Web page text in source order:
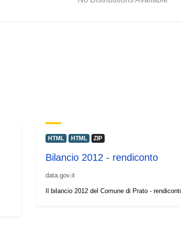
HTML HTML ZIP
Bilancio 2012 - rendiconto
data.gov.it
Il bilancio 2012 del Comune di Prato -